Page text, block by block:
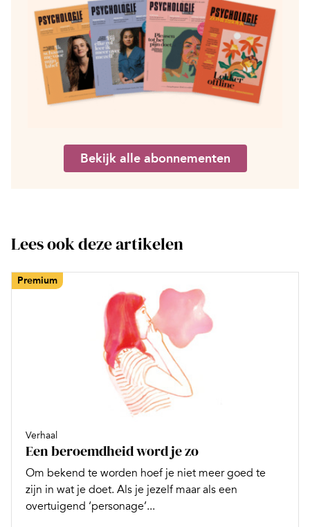
Bekijk alle abonnementen
Lees ook deze artikelen
Premium
Verhaal
Een beroemdheid word je zo
Om bekend te worden hoef je niet meer goed te
zijn in wat je doet. Als je jezelf maar als een
overtuigend ‘personage’...